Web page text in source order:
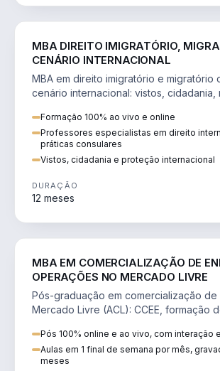
MBA DIREITO IMIGRATÓRIO,
CENÁRIO INTERNACIONAL
MBA em direito imigratório e migratório
cenário internacional: vistos, cidadania,
Formação 100% ao vivo e online
Professores especialistas em direito
práticas consulares
Vistos, cidadania e proteção internacional
DURAÇÃO
12 meses
MBA EM COMERCIALIZAÇÃO DE
OPERAÇÕES NO MERCADO LIVRE
Pós-graduação em comercialização de
Mercado Livre (ACL): CCEE, formação
Pós 100% online e ao vivo, com interação
Aulas em 1 final de semana por mês,
meses